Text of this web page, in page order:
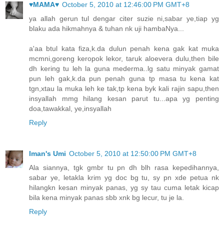
♥MAMA♥ October 5, 2010 at 12:46:00 PM GMT+8
ya allah gerun tul dengar citer suzie ni,sabar ye,tiap yg
blaku ada hikmahnya & tuhan nk uji hambaNya...
a'aa btul kata fiza,k.da dulun penah kena gak kat muka
mcmni,goreng keropok lekor, taruk aloevera dulu,then bile
dh kering tu leh la guna mederma..lg satu minyak gamat
pun leh gak,k.da pun penah guna tp masa tu kena kat
tgn,xtau la muka leh ke tak,tp kena byk kali rajin sapu,then
insyallah mmg hilang kesan parut tu...apa yg penting
doa,tawakkal, ye,insyallah
Reply
Iman's Umi October 5, 2010 at 12:50:00 PM GMT+8
Ala siannya, tgk gmbr tu pn dh blh rasa kepedihannya,
sabar ye, letakla krim yg doc bg tu, sy pn xde petua nk
hilangkn kesan minyak panas, yg sy tau cuma letak kicap
bila kena minyak panas sbb xnk bg lecur, tu je la.
Reply